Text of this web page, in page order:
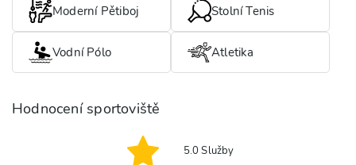
Moderní Pětiboj Stolní Tenis
Vodní Pólo Atletika
Hodnocení sportoviště
5.0Služby